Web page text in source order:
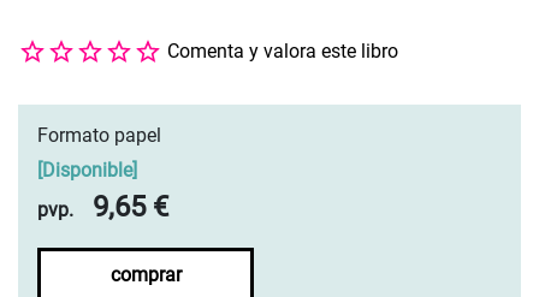
Comenta y valora este libro
Formato papel
Disponible]
pvp.
9,65 €
comprar